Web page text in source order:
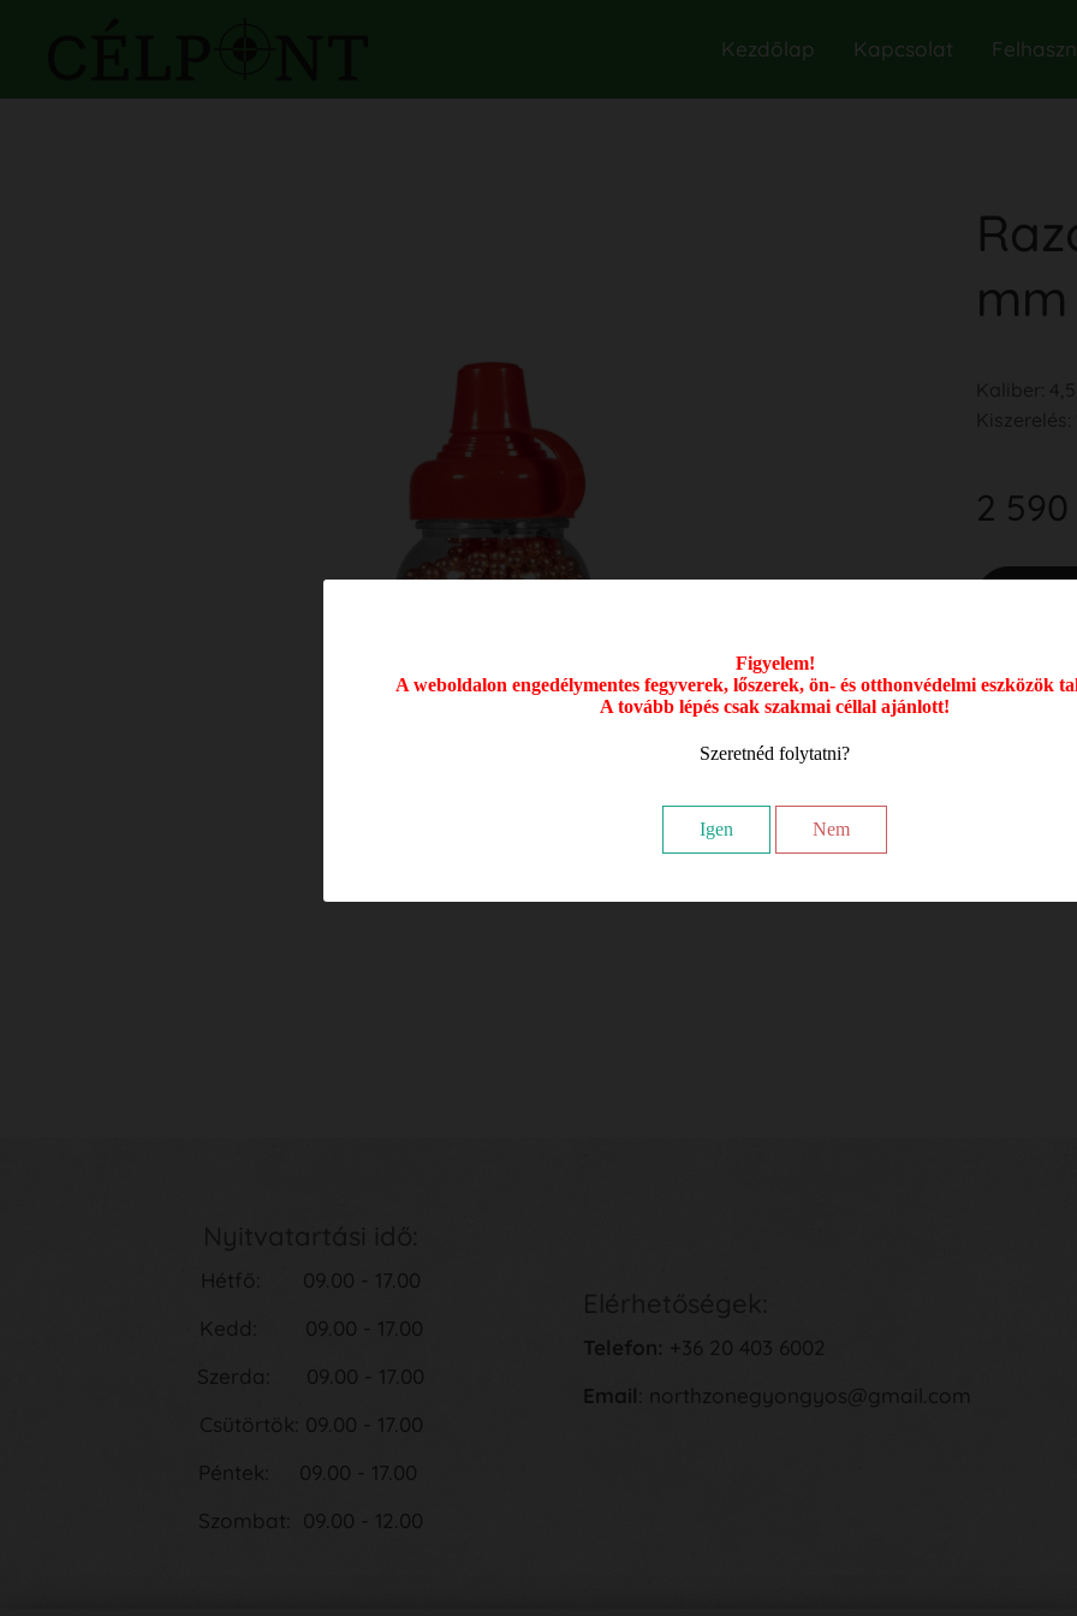
Figyelem!
A weboldalon engedélymentes fegyverek, lőszerek, ön- és otthonvédelmi eszközök
A tovább lépés csak szakmai céllal ajánlott!
Szeretnéd folytatni?
Igen Nem
Kezdőlap Kapcsolat
mm
2 590
Hétfő: 09.00 - 17.00
Kedd: 09.00 - 17.00
Szerda: 09.00 - 17.00
Csütörtök: 09.00 - 17.00
Péntek: 09.00 - 17.00
Szombat: 09.00 - 12.00
Telefon: +36 20 403 6002
Email
: northzonegyongyos@gmail.com